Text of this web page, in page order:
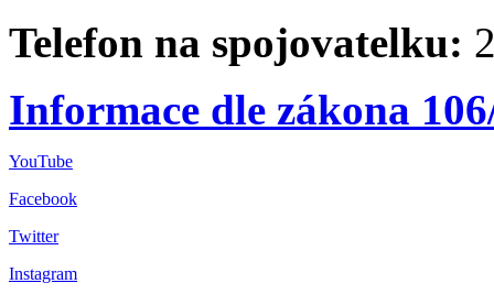
Telefon na spojovatelku:
Informace dle zákona
YouTube
Facebook
Twitter
Instagram